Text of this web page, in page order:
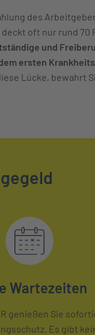
des
oft nur rund
und
ersten
Lücke, bewahrt
Wartezeiten
genießen Sie
Es gibt